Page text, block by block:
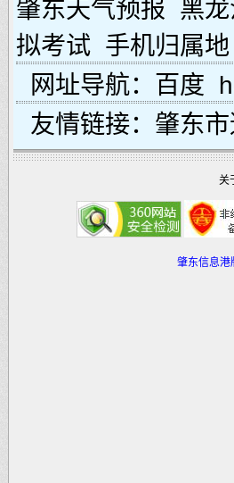
肇东天气预报 黑
拟考试 手机归属地
网址导航： 百度
友情链接： 肇东
关
肇东信息港